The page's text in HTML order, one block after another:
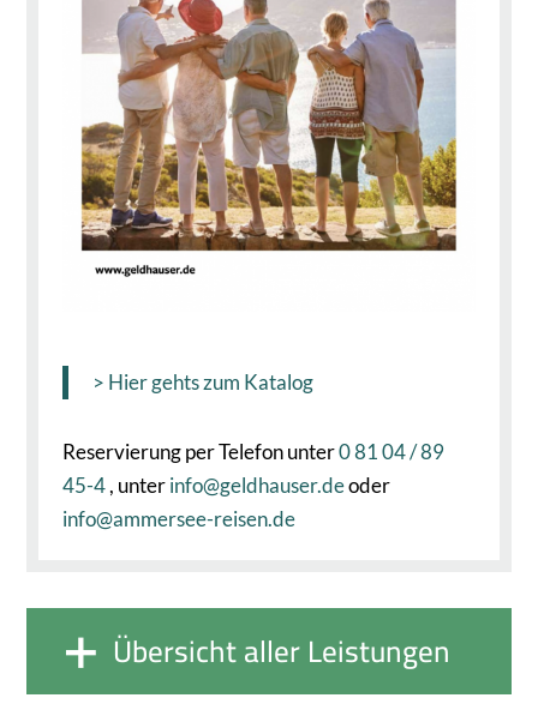
> Hier gehts zum Katalog
Reservierung per Telefon unter0 81 04 / 89
45-4, unterinfo@geldhauser.deoder
info@ammersee-reisen.de
Übersicht aller Leistungen